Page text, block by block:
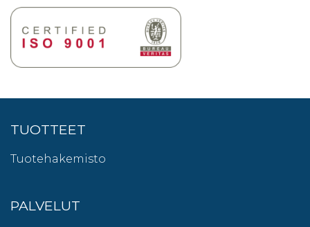
TUOTTEET
Tuotehakemisto
PALVELUT